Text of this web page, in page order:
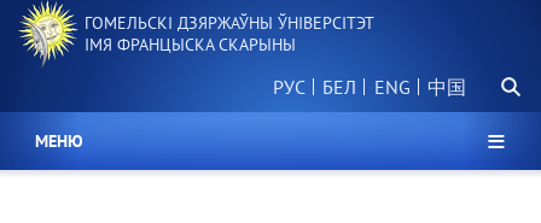
Перайсці
асноўнага
ГОМЕЛЬСКІ ДЗЯРЖАЎНЫ ЎНІВЕРСІТЭТ
ІМЯ ФРАНЦЫСКА СКАРЫНЫ
РУС БЕЛ 中国
МЕНЮ